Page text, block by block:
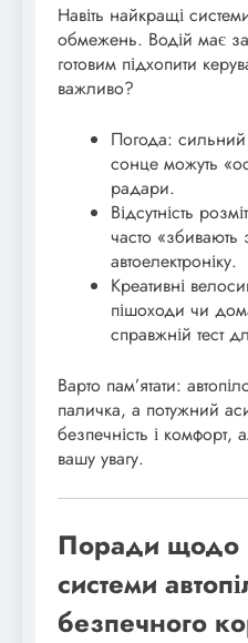
Навіть найкращі
обмежень. Водій має
готовим підхопити
важливо?
Погода:
сонце можуть
радари.
Відсутність
часто «збивають
автоелектроніку.
Креативні
пішоходи чи
справжній тест
Варто пам’ятати:
паличка, а потужний
безпечність і комфорт,
вашу увагу.
Поради щодо
системи
безпечного